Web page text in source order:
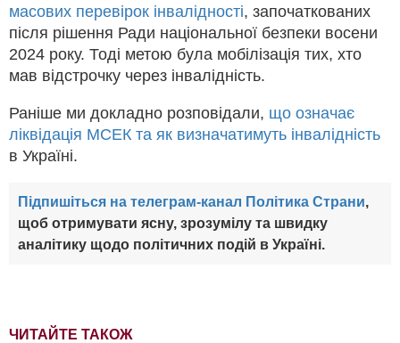
ЧИТАЙТЕ ТАКОЖ
масових перевірок інвалідності, започаткованих
після рішення Ради національної безпеки восени
2024 року. Тоді метою була мобілізація тих, хто
мав відстрочку через інвалідність.
Раніше ми докладно розповідали, що означає
ліквідація МСЕК та як визначатимуть інвалідність
в Україні.
Підпишіться на телеграм-канал Політика Страни,
щоб отримувати ясну, зрозумілу та швидку
аналітику щодо політичних подій в Україні.